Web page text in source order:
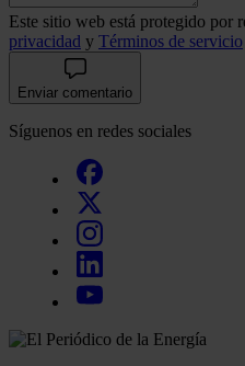
Este sitio web está protegido por
privacidad y Términos de servicio
Enviar comentario
Síguenos en redes sociales